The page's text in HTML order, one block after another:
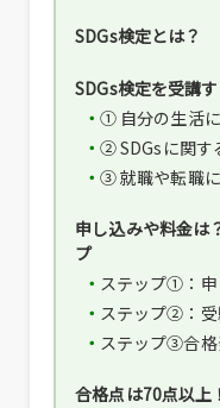
SDGs検定とは？
SDGs検定を受講
① 自分の生活
② SDGsに関す
③ 就職や転職
申し込みや料金は
プ
ステップ①：
ステップ②：受
ステップ③合格
合格点は70点以上